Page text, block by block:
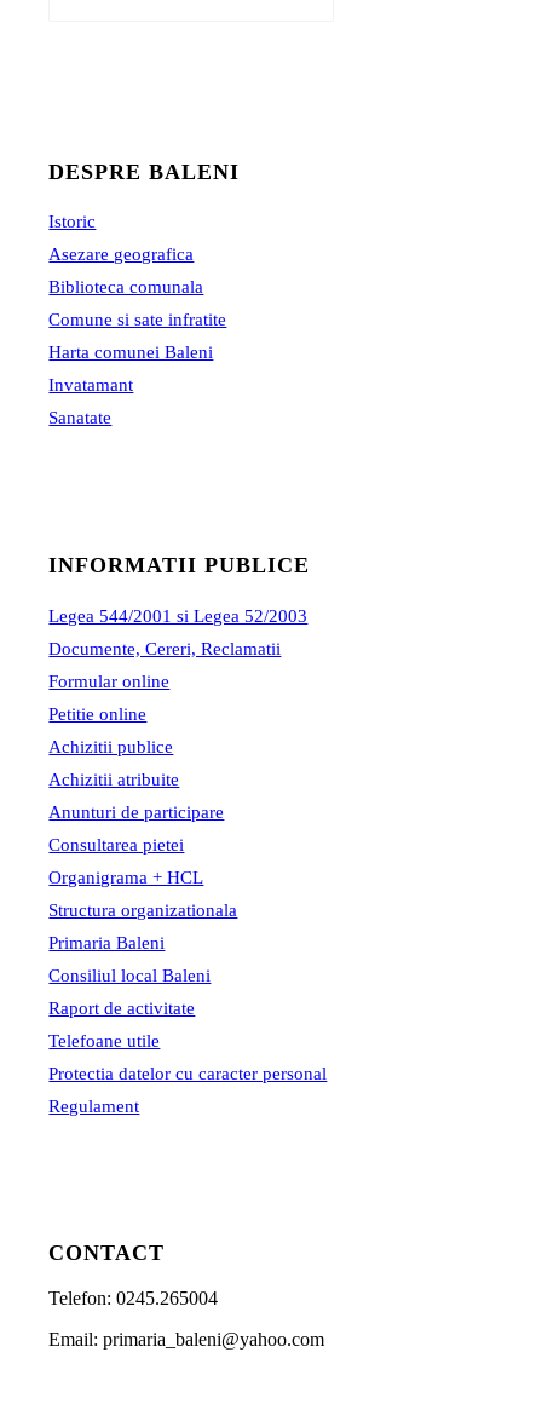
DESPRE BALENI
Istoric
Asezare geografica
Biblioteca comunala
Comune si sate infratite
Harta comunei Baleni
Invatamant
Sanatate
INFORMATII PUBLICE
Legea 544/2001 si Legea 52/2003
Documente, Cereri, Reclamatii
Formular online
Petitie online
Achizitii publice
Achizitii atribuite
Anunturi de participare
Consultarea pietei
Organigrama + HCL
Structura organizationala
Primaria Baleni
Consiliul local Baleni
Raport de activitate
Telefoane utile
Protectia datelor cu caracter personal
Regulament
CONTACT
Telefon: 0245.265004
Email: primaria_baleni@yahoo.com